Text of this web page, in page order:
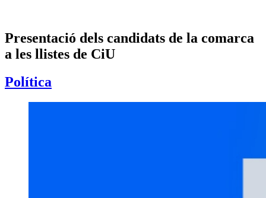
Presentació dels candidats de la comarca
a les llistes de CiU
Política